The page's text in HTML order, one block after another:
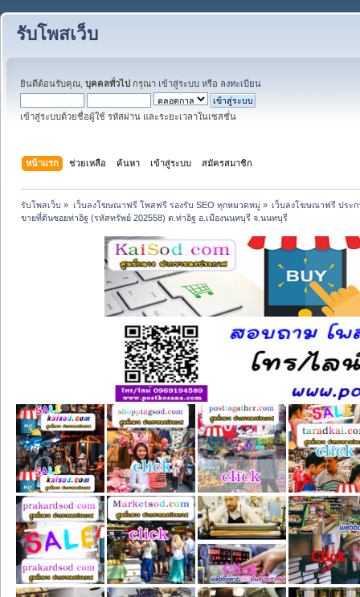
รับโพสเว็บ
ยินดีต้อนรับคุณ, บุคคลทั่วไป กรุณา เข้าสู่ระบบ หรือ ลงทะเบียน
เข้าสู่ระบบด้วยชื่อผู้ใช้ รหัสผ่าน และระยะเวลาในเซสชั่น
หน้าแรก ช่วยเหลือ ค้นหา เข้าสู่ระบบ สมัครสมาชิก
รับโพสเว็บ » เว็บลงโฆษณาฟรี โพสฟรี รองรับ SEO ทุกหมวดหมู่» เว็บลงโฆษณาฟรี ประ
ขายที่ดินซอยท่าอิฐ (รหัสทรัพย์ 202558) ต.ท่าอิฐ อ.เมืองนนทบุรี จ.นนทบุรี